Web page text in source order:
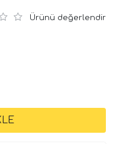
Ürünü değerlendir